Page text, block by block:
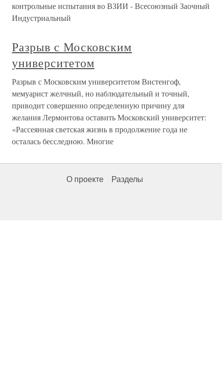
контрольные испытания во ВЗИИ - Всесоюзный Заочный
Индустриальный
Разрыв с Московским
университетом
Разрыв с Московским университетом Вистенгоф,
мемуарист желчный, но наблюдательный и точный,
приводит совершенно определенную причину для
желания Лермонтова оставить Московский университет:
«Рассеянная светская жизнь в продолжение года не
осталась бесследною. Многие
О проекте Разделы